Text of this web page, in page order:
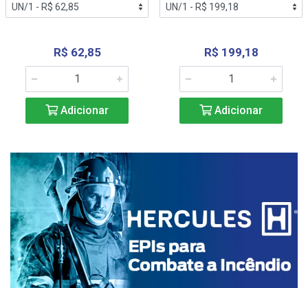
R$ 62,85
Adicionar
R$ 199,18
Adicionar